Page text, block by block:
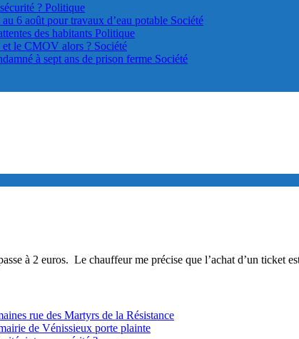
? Politique
6 août pour travaux d’eau potable Société
des habitants Politique
et le CMOV alors ? Société
à sept ans de prison ferme Société
à 2 euros. Le chauffeur me précise que l’achat d’un ticket
rue des Martyrs de la Résistance
de Vénissieux porte plainte